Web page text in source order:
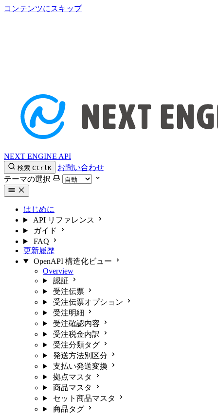
コンテンツにスキップ
NEXT ENGINE API
検索 CtrlK
お問い合わせ
テーマの選択
はじめに
API リファレンス
ガイド
FAQ
更新履歴
OpenAPI 構造化ビュー
Overview
認証
受注伝票
受注伝票オプション
受注明細
受注確認内容
受注税金内訳
受注分類タグ
発送方法別区分
支払い発送変換
拠点マスタ
商品マスタ
セット商品マスタ
商品タグ